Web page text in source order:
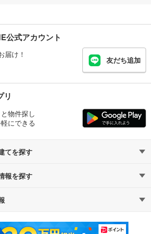
公式アカウント
届け！
友だち追加
リ
物件探し
にできる
てを探す
探す
報を探す
中古マンション
教えて！住まいの先生